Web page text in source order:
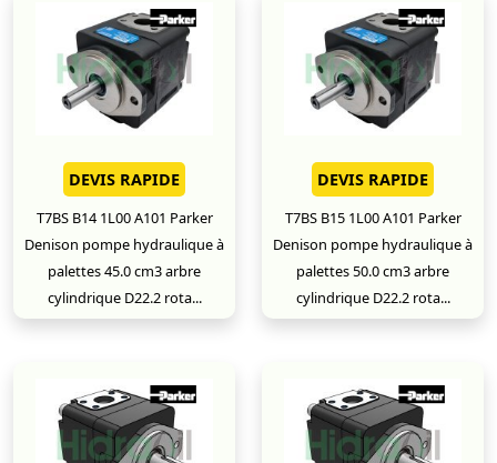
DEVIS RAPIDE
T7BS B14 1L00 A101 Parker
Denison pompe hydraulique à
palettes 45.0 cm3 arbre
cylindrique D22.2 rota...
DEVIS RAPIDE
T7BS B15 1L00 A101 Parker
Denison pompe hydraulique à
palettes 50.0 cm3 arbre
cylindrique D22.2 rota...